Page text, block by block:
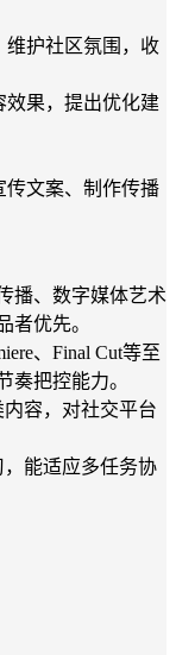
维护社区氛围，收
效果，提出优化建
传文案、制作传播
播、数字媒体艺术
者优先。
、Final Cut等至
奏把控能力。
容，对社交平台
能适应多任务协